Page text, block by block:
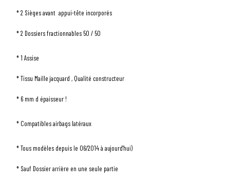
SÉLECTIONNEZ LE TYPE DE VOTRE VÉHICULE
* 2 Sièges avant appui-tête incorporés
* 2 Dossiers fractionnables 50 / 50
* 1 Assise
* Tissu Maille jacquard , Qualité constructeur
* 6 mm d épaisseur !
* Compatibles airbags latéraux
* Tous modèles depuis le 06/2014 à aujourd'hui)
* Sauf Dossier arrière en une seule partie